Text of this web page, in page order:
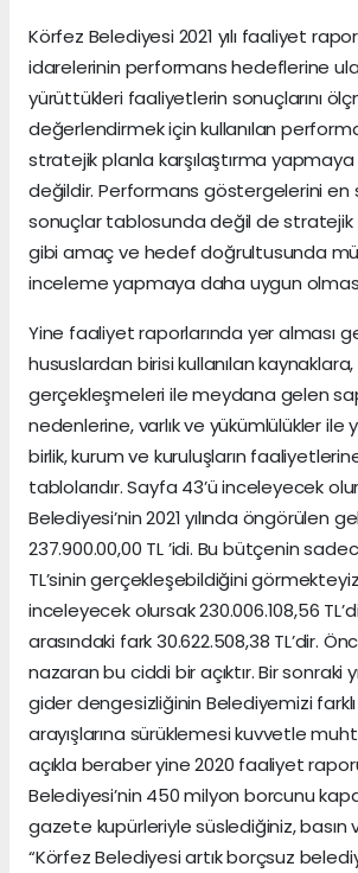
Körfez Belediyesi 2021 yılı faaliyet
idarelerinin performans hedeflerine
yürüttükleri faaliyetlerin sonuçlarını
değerlendirmek için kullanılan
stratejik planla karşılaştırma
değildir. Performans göstergelerini en
sonuçlar tablosunda değil de
gibi amaç ve hedef doğrultusunda
inceleme yapmaya daha uygun
Yine faaliyet raporlarında yer alması
hususlardan birisi kullanılan
gerçekleşmeleri ile meydana gelen
nedenlerine, varlık ve yükümlülükler ile
birlik, kurum ve kuruluşların
tablolarıdır. Sayfa 43’ü inceleyecek
Belediyesi’nin 2021 yılında öngörülen
237.900.00,00 TL ’idi. Bu bütçenin
TL’sinin gerçekleşebildiğini
inceleyecek olursak 230.006.108,56
arasındaki fark 30.622.508,38 TL’dir.
nazaran bu ciddi bir açıktır. Bir sonraki
gider dengesizliğinin Belediyemizi
arayışlarına sürüklemesi kuvvetle
açıkla beraber yine 2020 faaliyet
Belediyesi’nin 450 milyon borcunu
gazete kupürleriyle süslediğiniz, basın
“Körfez Belediyesi artık borçsuz